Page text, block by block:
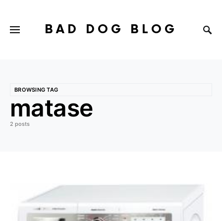
BAD DOG BLOG
BROWSING TAG
matase
2 posts